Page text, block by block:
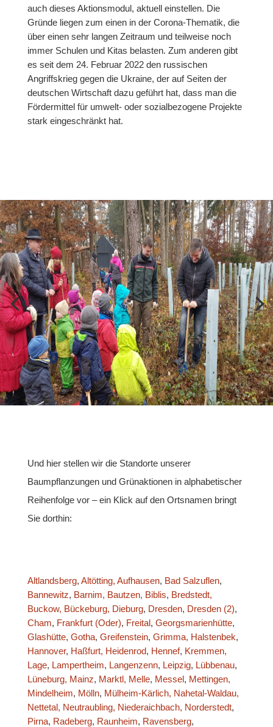
auch dieses Aktionsmodul, aktuell einstellen. Die
Gründe liegen zum einen in der Corona-Thematik, die
über einen sehr langen Zeitraum und teilweise noch
immer Schulen und Kitas belasten. Zum anderen gibt
es seit dem 24. Februar 2022 den russischen
Angriffskrieg gegen die Ukraine, der auf Seiten der
deutschen Wirtschaft dazu geführt hat, dass man die
Fördermittel für umwelt- oder sozialbezogene Projekte
stark eingeschränkt hat.
Und hier stellen wir die Standorte unserer
Baumpflanzungen und Grünaktionen in alphabetischer
Reihenfolge vor – ein Klick auf den Ortsnamen bringt
Sie dorthin:
Altlandsberg, Altötting, Aufhausen, Bad Salzuflen,
Bannewitz, Barnim, Bautzen, Biblis, Bredstedt,
Buckow, Bückeburg, Dieburg, Dresden, Dresden (2),
Cham, Frankfurt (Oder), Freital, Georgsmarienhütte,
Glashütte, Gotha, Greifenstein, Grimma, Halstenbek,
Hannover, Haßfurt, Heidenrod, Hennef, Kremmen,
Lage, Lampertheim, Langenzenn, Leipzig, Lübbenau,
Lüneburg, Mainz, Marktl, Melle, Messel, Mettingen,
Mindelheim, Mölln, Mülheim-Kärlich, Nahetal-Waldau,
Nettetal, Neutraubling, Niederaichbach, Norderstedt,
Pirna, Radeberg, Raunheim, Ravensberg,